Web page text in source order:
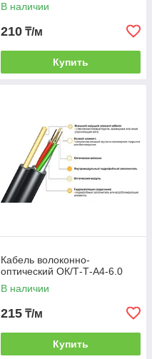
В наличии
210 ₸/м
Купить
Кабель волоконно-
оптический ОК/Т-Т-А4-6.0
В наличии
215 ₸/м
Купить